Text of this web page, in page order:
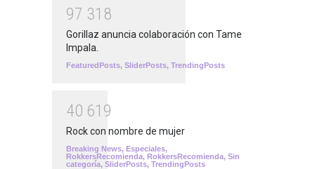
97 31 8
Gorillaz anuncia colaboración con Tame
Impala.
FeaturedPosts, SliderPosts, TrendingPosts
40 61 9
Rock con nombre de mujer
Breaking News, Especiales,
RokkersRecomienda, RokkersRecomienda, Sin
categoría, SliderPosts, TrendingPosts